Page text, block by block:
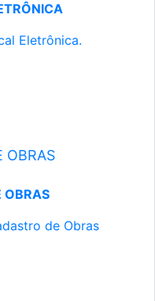
Eletrônica.
OBRAS
OBRAS
de Obras